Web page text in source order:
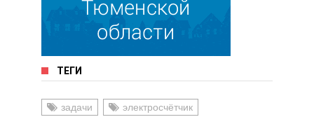
ТЕГИ
задачи
электросчётчик